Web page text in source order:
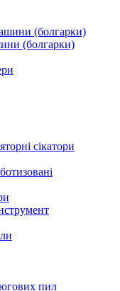
(болгарки)
сікатори
пил